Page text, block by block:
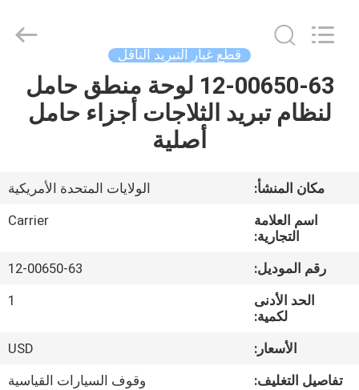
المنزل
حولنا
المصنع
مراقبة
الجودة
INDUSTRY
Reserved.
قطع غيار التبريد الناقل
12-00650-63 لوحة منطق حامل
لنظام تبريد الثلاجات أجزاء حامل
أصلية
مكان المنشأ:
الولايات المتحدة الأمريكية
اسم العلامة
التجارية:
Carrier
رقم الموديل:
12-00650-63
الحد الأدنى
لكمية:
1
الأسعار:
USD
تفاصيل التغليف:
وقوف السيارات القياسية